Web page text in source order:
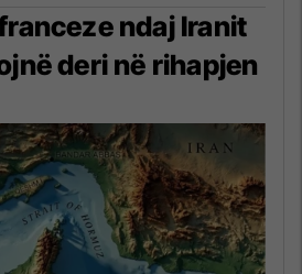
ndaj Iranit
deri në rihapjen